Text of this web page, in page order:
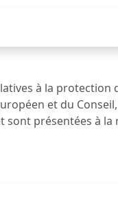
à la protection
et du
sont présentées à